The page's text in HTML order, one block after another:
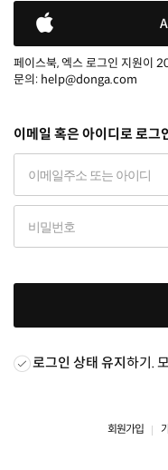
페이스북, 엑스 로그인 지원이
문의: help@donga.com
이메일 혹은 아이디로 로그
로그인 상태 유지하기.
회원가입